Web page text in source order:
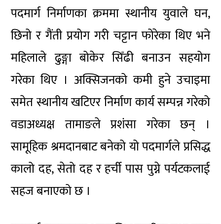
पदमार्ग निर्माणका क्रममा स्थानीय युवाले घन,
छिनो र गैंती प्रयोग गरी चट्टान फोरेका थिए भने
महिलाले ढुङ्गा बोकेर सिँढी बनाउन सहयोग
गरेका थिए । अक्सिजनको कमी हुने उचाइमा
समेत स्थानीय खटिएर निर्माण कार्य सम्पन्न गरेको
वडाअध्यक्ष तामाङले प्रशंसा गरेका छन् ।
सामूहिक श्रमदानबाट बनेको यो पदमार्गले प्रसिद्ध
कालो दह, सेतो दह र हर्ची पास पुग्ने पर्यटकलाई
सहज बनाएको छ ।